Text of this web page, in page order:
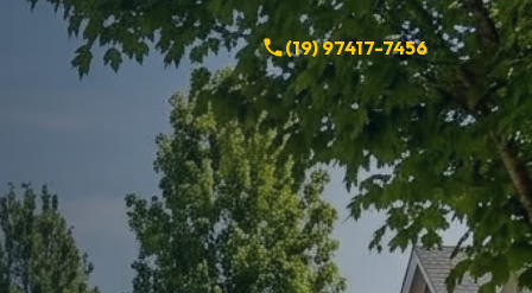
(19) 97417-7456